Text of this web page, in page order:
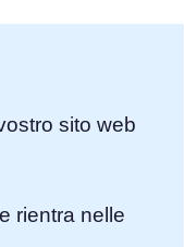
sito web
rientra nelle